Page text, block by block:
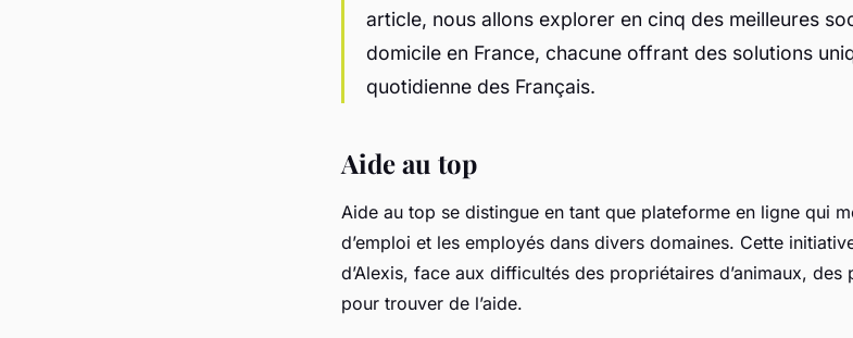
article, nous allons explorer en cinq des meilleures
domicile en France, chacune offrant des solutions
quotidienne des Français.
Aide au top
Aide au top se distingue en tant que plateforme en ligne qui
d’emploi et les employés dans divers domaines. Cette
d’Alexis, face aux difficultés des propriétaires d’animaux,
pour trouver de l’aide.